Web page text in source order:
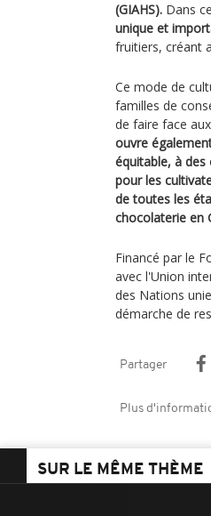
(GIAHS). Dans
unique et
fruitiers, créant
Ce mode de
familles de
de faire face
ouvre
équitable, à des
pour les
de toutes les
chocolaterie en
Financé par le
avec l'Union
des Nations
démarche de
Partager
Plus
SUR LE MÊME THÈME